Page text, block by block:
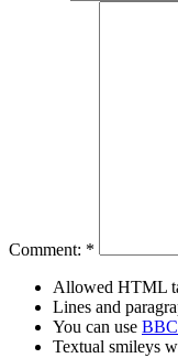
Comment: *
Allowed HTML
Lines and
You can use
Textual smileys